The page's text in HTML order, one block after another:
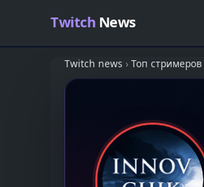
Twitch News
Twitch news › Топ стримеров